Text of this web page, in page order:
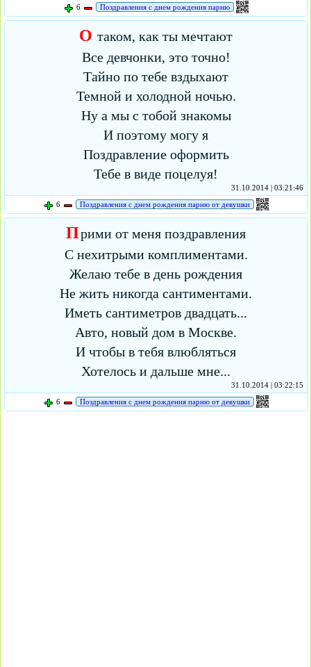
6
Поздравления с днем рождения парню
О таком, как ты мечтают
Все девчонки, это точно!
Тайно по тебе вздыхают
Темной и холодной ночью.
Ну а мы с тобой знакомы
И поэтому могу я
Поздравление оформить
Тебе в виде поцелуя!
31.10.2014 | 03:21:46
6
Поздравления с днем рождения парню от девушки
Прими от меня поздравления
С нехитрыми комплиментами.
Желаю тебе в день рождения
Не жить никогда сантиментами.
Иметь сантиметров двадцать...
Авто, новый дом в Москве.
И чтобы в тебя влюбляться
Хотелось и дальше мне...
31.10.2014 | 03:22:15
6
Поздравления с днем рождения парню от девушки